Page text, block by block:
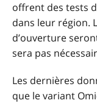
offrent des tests
dans leur région.
d’ouverture
sera pas
Les dernières
que le variant